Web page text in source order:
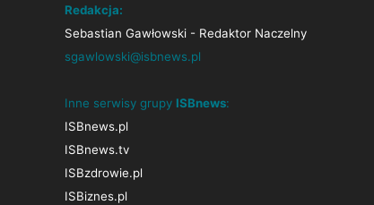
Redakcja:
Sebastian Gawłowski - Redaktor Naczelny
sgawlowski@isbnews.pl
Inne serwisy grupy ISBnews:
ISBnews.pl
ISBnews.tv
ISBzdrowie.pl
ISBiznes.pl